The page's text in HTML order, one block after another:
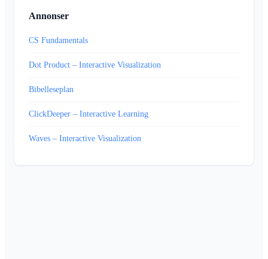
Annonser
CS Fundamentals
Dot Product – Interactive Visualization
Bibelleseplan
ClickDeeper – Interactive Learning
Waves – Interactive Visualization